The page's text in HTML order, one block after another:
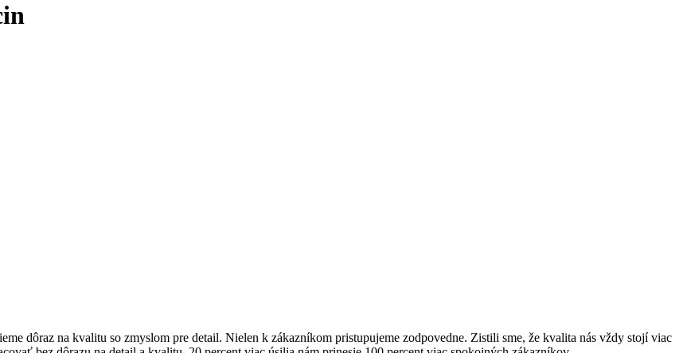
dôraz na kvalitu so zmyslom pre detail. Nielen k zákazníkom pristupujeme zodpovedne. Zistili sme, že kvalita nás vždy stojí viac